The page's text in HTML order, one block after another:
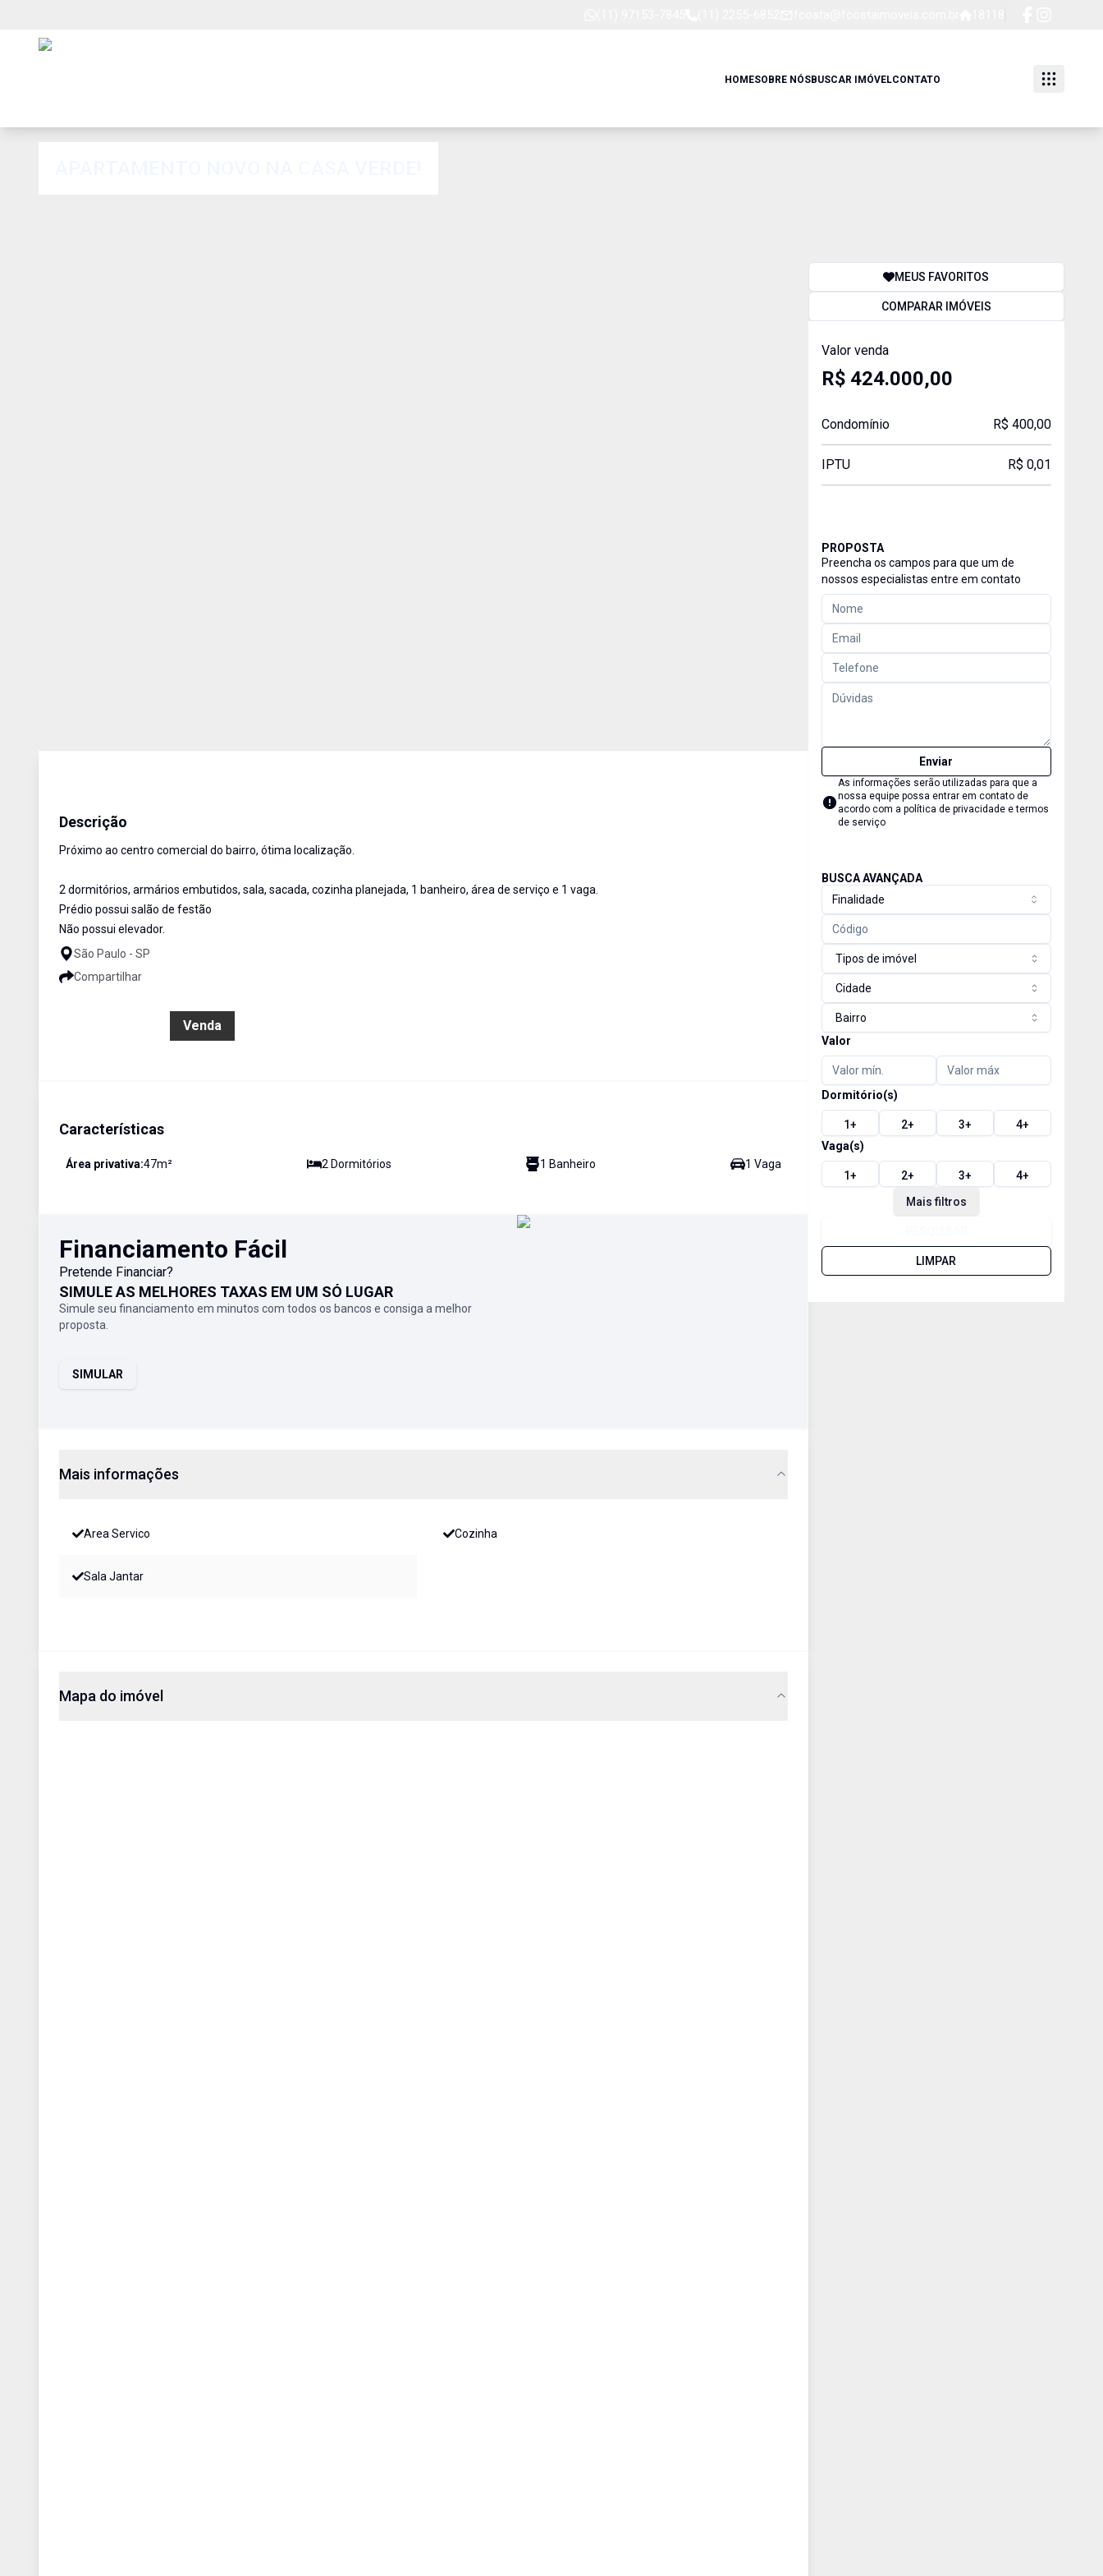
HOMESOBRE NÓSBUSCAR IMÓVELCONTATO
Descrição
Próximo ao centro comercial do bairro, ótima localização.
2 dormitórios, armários embutidos, sala, sacada, cozinha planejada, 1 banheiro, área de serviço e 1 vaga.
Prédio possui salão de festão
Não possui elevador.
São Paulo - SP
Compartilhar
Venda
Características
Área privativa:47m² 2 Dormitórios 1 Banheiro 1 Vaga
Financiamento Fácil
Pretende Financiar?
SIMULE AS MELHORES TAXAS EM UM SÓ LUGAR
Simule seu financiamento em minutos com todos os bancos e consiga a melhor
proposta.
SIMULAR
Mais informações
Area Servico Cozinha
Sala Jantar
Mapa do imóvel
MEUS FAVORITOS
COMPARAR IMÓVEIS
Valor venda
R$ 424.000,00
Condomínio R$ 400,00
IPTU R$ 0,01
PROPOSTA
Preencha os campos para que um de
nossos especialistas entre em contato
Enviar
As informações serão utilizadas para que a
nossa equipe possa entrar em contato de
acordo com a política de privacidade e termos
de serviço
BUSCA AVANÇADA
Finalidade
Tipos de imóvel
Cidade
Bairro
Valor
Dormitório(s)
1+ 2+ 3+ 4+
Vaga(s)
1+ 2+ 3+ 4+
Mais filtros
LIMPAR